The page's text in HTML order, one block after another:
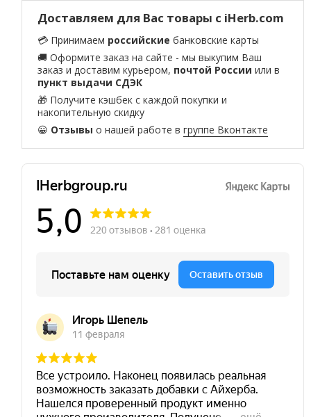
Доставляем для Вас товары с iHerb.com
💳 Принимаем российские банковские карты
🚚 Оформите заказ на сайте - мы выкупим Ваш
заказ и доставим курьером, почтой России или в
пункт выдачи СДЭК
🎁 Получите кэшбек с каждой покупки и
накопительную скидку
😀 Отзывы о нашей работе вгруппе Вконтакте